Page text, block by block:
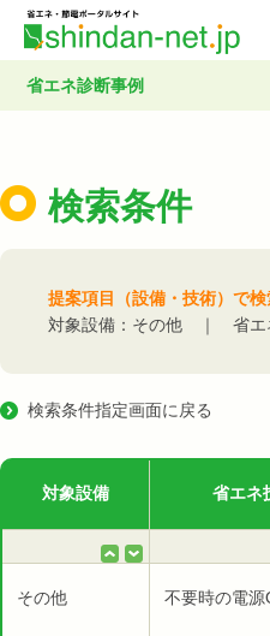
省エネ診断事例
検索条件
提案項目（設備・技術）で検
対象設備：その他 ｜ 省エ
検索条件指定画面に戻る
対象設備 省エネ
その他 不要時の電源